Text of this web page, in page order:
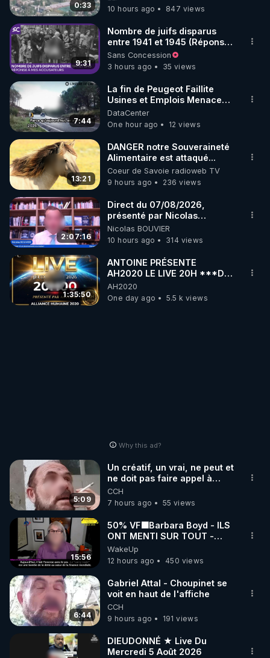
pousser des membres et des organes :
https://news.uchicago.edu/how-bioelectricity-
could-regrow-limbs-and-organs (Interview de
Michael Levin)
▶ La régénération des membres de Xaneopus
https://www.science.org/doi/10.1126/sciadv.abj2164
0:33
drones de 3 brigades
ukrainienne
10 hours ago
847 views
9:31
Nombre de juifs disparus
entre 1941 et 1945 (Réponse
à mes accusateurs)
Sans Concession
3 hours ago
35 views
7:44
La fin de Peugeot Faillite
Usines et Emplois Menacees
- L'heure de l'auto
DataCenter
One hour ago
12 views
13:21
DANGER notre Souveraineté
Alimentaire est attaqué...
Coeur de Savoie radioweb TV
9 hours ago
236 views
2:07:16
Direct du 07/08/2026,
présenté par Nicolas
BOUVIER
Nicolas BOUVIER
10 hours ago
314 views
1:35:50
ANTOINE PRÉSENTE
AH2020 LE LIVE 20H ***DU
06/08/2026***
AH2020
One day ago
5.5 k views
Why this ad?
5:09
Un créatif, un vrai, ne peut et
ne doit pas faire appel à
l'intelligence artificielle
CCH
7 hours ago
55 views
15:56
50% VF🟩Barbara Boyd - ILS
ONT MENTI SUR TOUT -
Jocelyne Traduction
WakeUp
12 hours ago
450 views
6:44
Gabriel Attal - Choupinet se
voit en haut de l'affiche
CCH
9 hours ago
191 views
DIEUDONNÉ ★ Live Du
Mercredi 5 Août 2026